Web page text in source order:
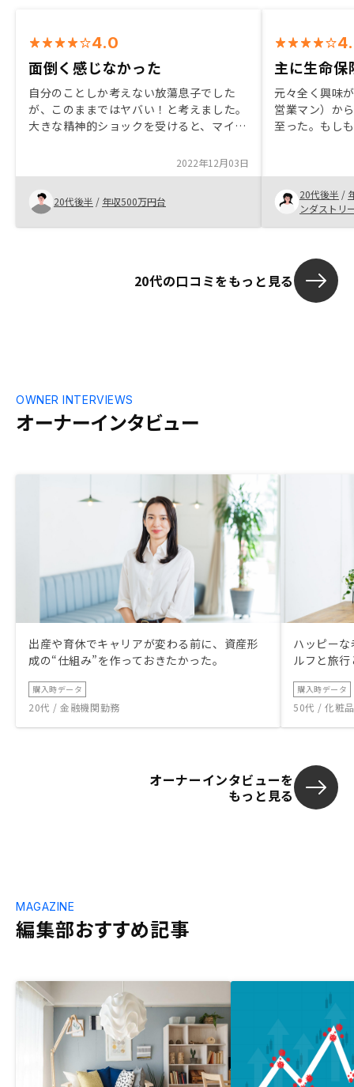
4.0
面倒く感じなかった
自分のことしか考えない放蕩息子でした
が、このままではヤバい！と考えました。
大きな精神的ショックを受けると、マイン
進めてくれたのでよかったです。不動産投
資は節税にもなりますし、いいと思いまし
た。
2022年12月03日
20代後半 / 年収500万円台
主に生命保
元々全く興味
営業マン）か
至った。もし
対策にもなる
約することに
長期間に渡る
周囲で運用し
ンの人柄や熱
れ、不安を全
契約すること
20代後半 /
ンダストリ
20代の口コミをもっと見る
オーナーインタビュー
OWNER INTERVIEWS
出産や育休でキャリアが変わる前に、資産形
成の“仕組み”を作っておきたかった。
購入時データ
20代 / 金融機関勤務
ハッピー
ルフと旅
購入時データ
50代 / 化粧
オーナーインタビューを
もっと見る
編集部おすすめ記事
MAGAZINE